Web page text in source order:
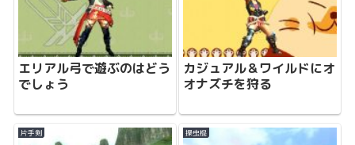
エリアル弓で遊ぶのはどう
でしょう
カジュアル＆ワイルドにオ
オナズチを狩る
片手剣 操虫棍